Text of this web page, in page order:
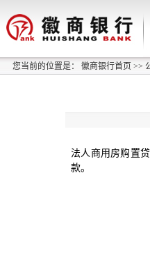
您当前的位置是： 徽商银行首页 >>